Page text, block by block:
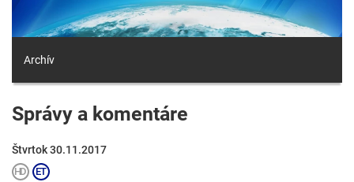
Archív
Správy a komentáre
Štvrtok 30.11.2017